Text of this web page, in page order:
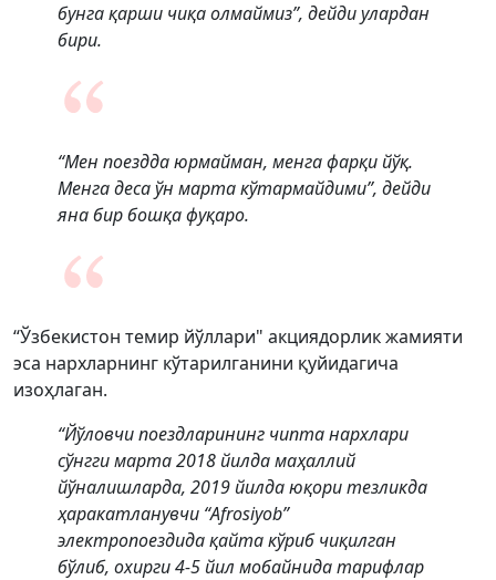
бунга қарши чиқа олмаймиз”, дейди улардан
бири.
“Мен поездда юрмайман, менга фарқи йўқ.
Менга деса ўн марта кўтармайдими”, дейди
яна бир бошқа фуқаро.
“Ўзбекистон темир йўллари" акциядорлик жамияти
эса нархларнинг кўтарилганини қуйидагича
изоҳлаган.
“Йўловчи поездларининг чипта нархлари
сўнгги марта 2018 йилда маҳаллий
йўналишларда, 2019 йилда юқори тезликда
ҳаракатланувчи “Afrosiyob”
электропоездида қайта кўриб чиқилган
бўлиб, охирги 4-5 йил мобайнида тарифлар